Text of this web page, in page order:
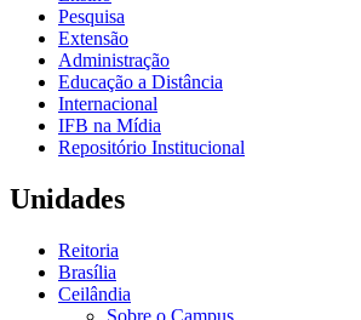
Pesquisa
Extensão
Administração
Educação a Distância
Internacional
IFB na Mídia
Repositório Institucional
Unidades
Reitoria
Brasília
Ceilândia
Sobre o Campus